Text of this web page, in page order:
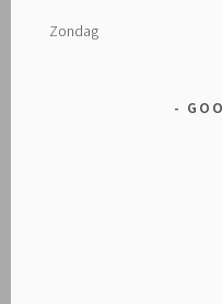
Zondag